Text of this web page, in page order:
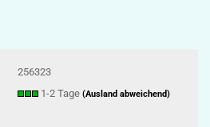
256323
1-2 Tage (Ausland abweichend)